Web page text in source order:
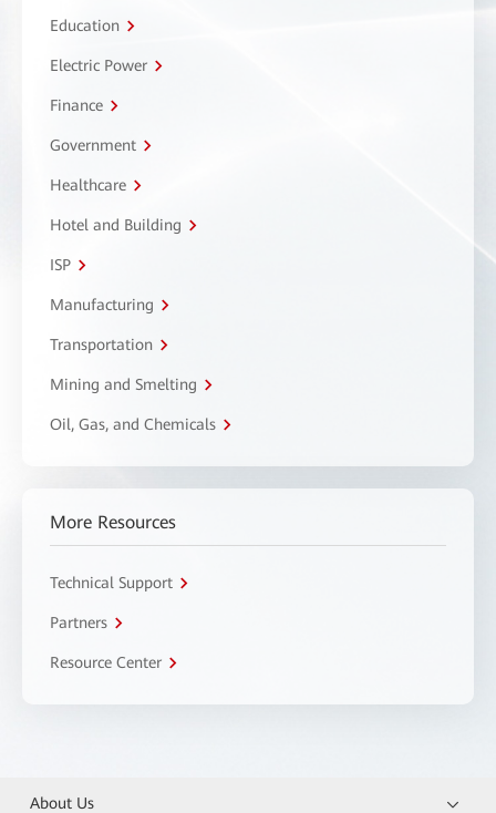
Education
Electric Power
Finance
Government
Healthcare
Hotel and Building
ISP
Manufacturing
Transportation
Mining and Smelting
Oil, Gas, and Chemicals
More Resources
Technical Support
Partners
Resource Center
About Us